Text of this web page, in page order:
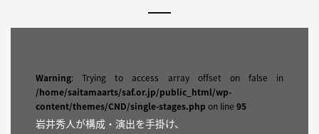
Warning: Trying to access array offset on false in
/home/saitamaarts/saf.or.jp/public_html/wp-
content/themes/CND/single-stages.php on line 95
岩井秀人が構成・演出を手掛け、